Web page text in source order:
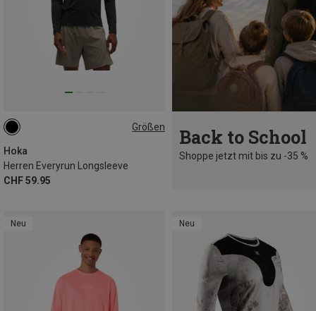
Größen
Hoka
Herren Everyrun Longsleeve
CHF 59.95
S Back to School
Shoppe jetzt mit bis zu -35 %
Neu Neu